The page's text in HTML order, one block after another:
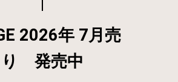
2026年 7月売
り 発売中